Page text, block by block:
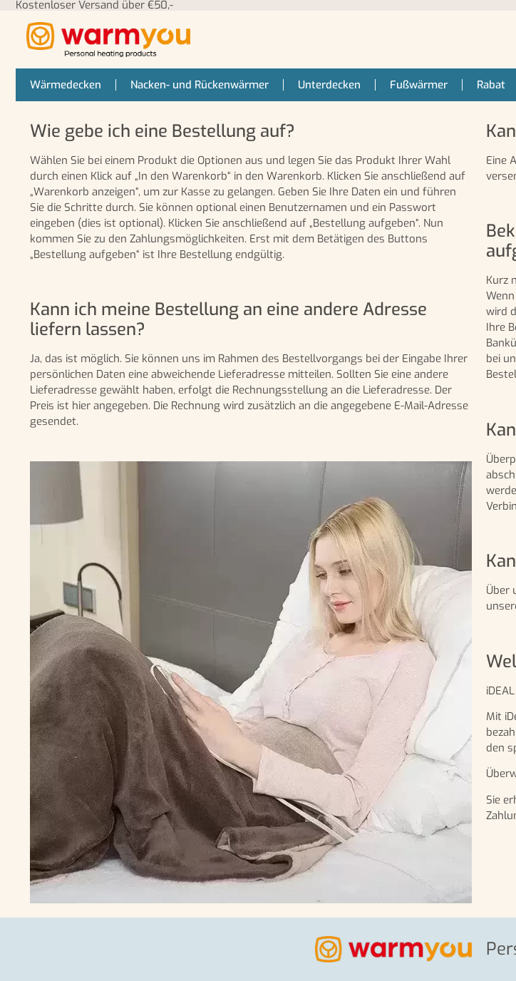
Kostenloser Versand über €50,-
Wärmedecken Nacken- und Rückenwärmer Unterdecken Fußwärmer Rabat
Wie gebe ich eine Bestellung auf?
Wählen Sie bei einem Produkt die Optionen aus und legen Sie das Produkt Ihrer Wahl
durch einen Klick auf „In den Warenkorb“ in den Warenkorb. Klicken Sie anschließend auf
„Warenkorb anzeigen“, um zur Kasse zu gelangen. Geben Sie Ihre Daten ein und führen
Sie die Schritte durch. Sie können optional einen Benutzernamen und ein Passwort
eingeben (dies ist optional). Klicken Sie anschließend auf „Bestellung aufgeben“. Nun
kommen Sie zu den Zahlungsmöglichkeiten. Erst mit dem Betätigen des Buttons
„Bestellung aufgeben“ ist Ihre Bestellung endgültig.
Kann ich meine Bestellung an eine andere Adresse
liefern lassen?
Ja, das ist möglich. Sie können uns im Rahmen des Bestellvorgangs bei der Eingabe Ihrer
persönlichen Daten eine abweichende Lieferadresse mitteilen. Sollten Sie eine andere
Lieferadresse gewählt haben, erfolgt die Rechnungsstellung an die Lieferadresse. Der
Preis ist hier angegeben. Die Rechnung wird zusätzlich an die angegebene E-Mail-Adresse
gesendet.
Eine
Kurz
wird
Ihre
bei
Über
iDEAL
Mit
den
Sie